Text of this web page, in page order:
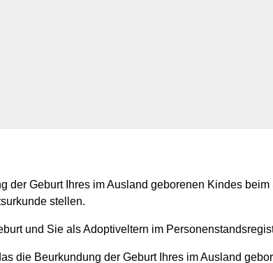
der Geburt Ihres im Ausland geborenen Kindes
stellen.
und Sie als Adoptiveltern im
die Beurkundung der Geburt Ihres im Ausland